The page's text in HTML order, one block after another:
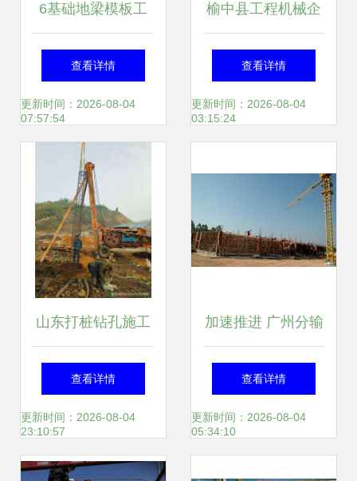
6基础地梁模板工
程量计算
查看详情
更新时间：2026-08-04
07:57:54
榆中县工程机械企
业黄页——助力工
程施工行业高效发
查看详情
更新时间：2026-08-04
03:15:24
山东打桩钻孔施工
队 专业桩基施工与
基础工程服务详解
查看详情
更新时间：2026-08-04
23:10:57
加速推进 广州分输
压气站进入施工冲
刺阶段
查看详情
更新时间：2026-08-04
05:34:10